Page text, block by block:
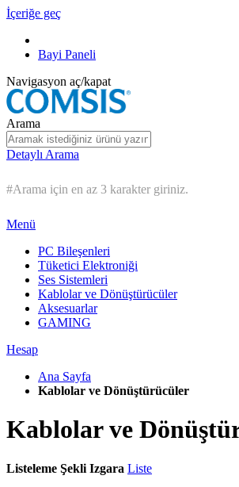
İçeriğe geç
Bayi Paneli
Navigasyon aç/kapat
Arama
Detaylı Arama
#Arama için en az 3 karakter giriniz.
Menü
PC Bileşenleri
Tüketici Elektroniği
Ses Sistemleri
Kablolar ve Dönüştürücüler
Aksesuarlar
GAMING
Hesap
Ana Sayfa
Kablolar ve Dönüştürücüler
Kablolar ve
Listeleme Şekli Izgara Liste